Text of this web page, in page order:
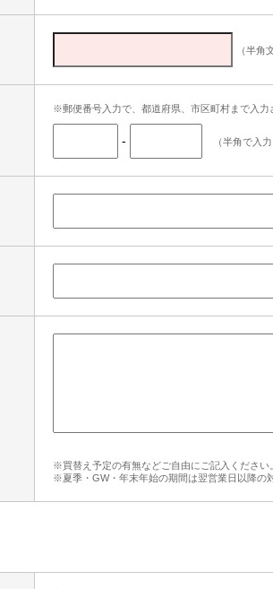
（半角
※郵便番号入力で、都道府県、市区町村まで入力
- （半角で入力
※買替え予定の有無などご自由にご記入ください。
※夏季・GW・年末年始の期間は翌営業日以降の